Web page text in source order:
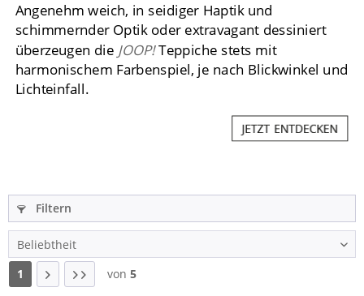
Angenehm weich, in seidiger Haptik und
schimmernder Optik oder extravagant dessiniert
überzeugen die JOOP! Teppiche stets mit
harmonischem Farbenspiel, je nach Blickwinkel und
Lichteinfall.
Filtern
1 von 5